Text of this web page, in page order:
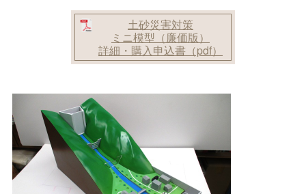
土砂災害対策
ミニ模型（廉価版）
詳細・購入申込書（pdf）